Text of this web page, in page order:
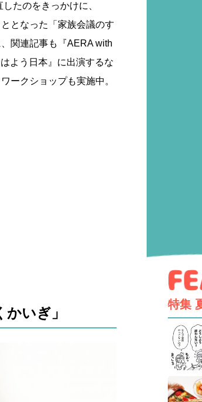
たのをきっかけに、
となった「家族会議のす
関連記事も『AERA with
よう日本』に出演するな
ークショップも実施中。
いぎ」
特集